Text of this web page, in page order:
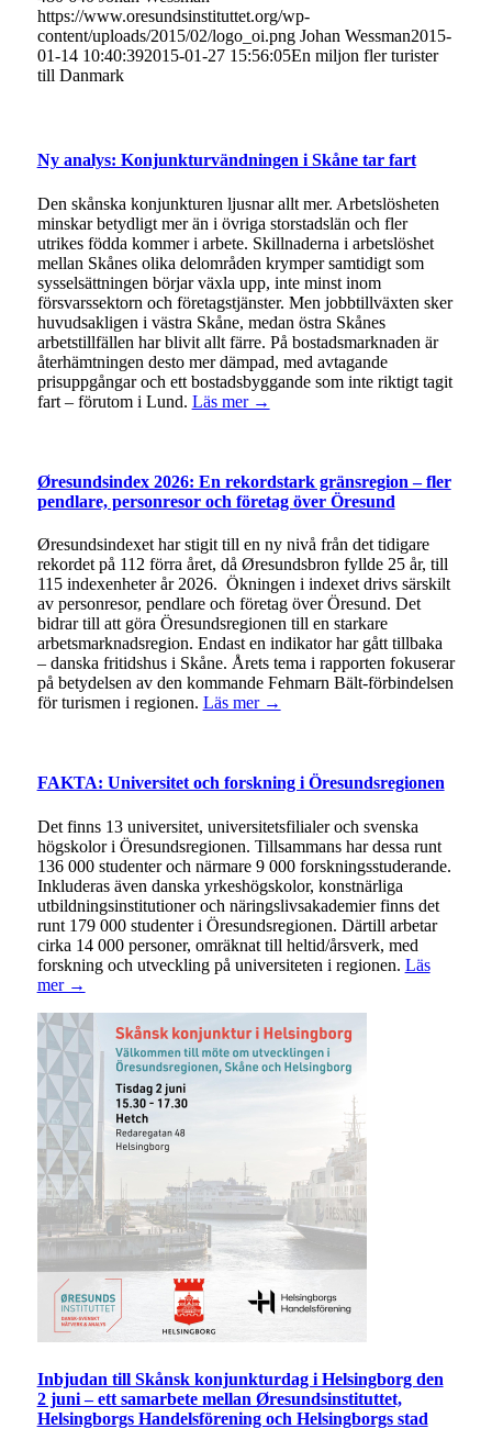
https://www.oresundsinstituttet.org/wp-
content/uploads/2015/02/logo_oi.png Johan Wessman2015-
01-14 10:40:392015-01-27 15:56:05En miljon fler turister
till Danmark
Ny analys: Konjunkturvändningen i Skåne tar fart
Den skånska konjunkturen ljusnar allt mer. Arbetslösheten
minskar betydligt mer än i övriga storstadslän och fler
utrikes födda kommer i arbete. Skillnaderna i arbetslöshet
mellan Skånes olika delområden krymper samtidigt som
sysselsättningen börjar växla upp, inte minst inom
försvarssektorn och företagstjänster. Men jobbtillväxten sker
huvudsakligen i västra Skåne, medan östra Skånes
arbetstillfällen har blivit allt färre. På bostadsmarknaden är
återhämtningen desto mer dämpad, med avtagande
prisuppgångar och ett bostadsbyggande som inte riktigt tagit
fart – förutom i Lund. Läs mer →
Øresundsindex 2026: En rekordstark gränsregion – fler
pendlare, personresor och företag över Öresund
Øresundsindexet har stigit till en ny nivå från det tidigare
rekordet på 112 förra året, då Øresundsbron fyllde 25 år, till
115 indexenheter år 2026. Ökningen i indexet drivs särskilt
av personresor, pendlare och företag över Öresund. Det
bidrar till att göra Öresundsregionen till en starkare
arbetsmarknadsregion. Endast en indikator har gått tillbaka
– danska fritidshus i Skåne. Årets tema i rapporten fokuserar
på betydelsen av den kommande Fehmarn Bält-förbindelsen
för turismen i regionen. Läs mer →
FAKTA: Universitet och forskning i Öresundsregionen
Det finns 13 universitet, universitetsfilialer och svenska
högskolor i Öresundsregionen. Tillsammans har dessa runt
136 000 studenter och närmare 9 000 forskningsstuderande.
Inkluderas även danska yrkeshögskolor, konstnärliga
utbildningsinstitutioner och näringslivsakademier finns det
runt 179 000 studenter i Öresundsregionen. Därtill arbetar
cirka 14 000 personer, omräknat till heltid/årsverk, med
forskning och utveckling på universiteten i regionen. Läs
mer →
Inbjudan till Skånsk konjunkturdag i Helsingborg den
2 juni – ett samarbete mellan Øresundsinstituttet,
Helsingborgs Handelsförening och Helsingborgs stad